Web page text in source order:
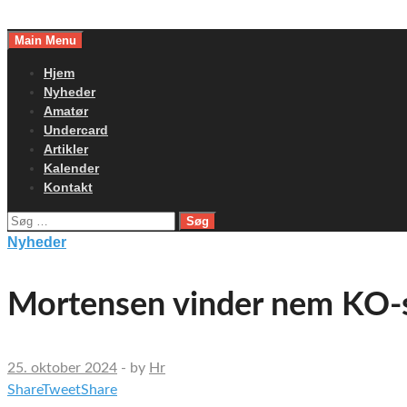
toMain Menu
Hjem
Nyheder
Amatør
Undercard
Artikler
Kalender
Kontakt
Søg
efter:
Nyheder
Mortensen vinder nem
25. oktober 2024 - by Hr
ShareTweetShare